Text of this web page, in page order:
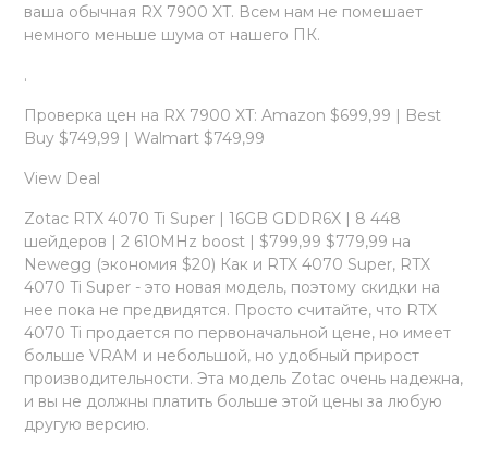
ваша обычная RX 7900 XT. Всем нам не помешает
немного меньше шума от нашего ПК.
.
Проверка цен на RX 7900 XT: Amazon $699,99 | Best
Buy $749,99 | Walmart $749,99
View Deal
Zotac RTX 4070 Ti Super | 16GB GDDR6X | 8 448
шейдеров | 2 610MHz boost | $799,99 $779,99 на
Newegg (экономия $20) Как и RTX 4070 Super, RTX
4070 Ti Super - это новая модель, поэтому скидки на
нее пока не предвидятся. Просто считайте, что RTX
4070 Ti продается по первоначальной цене, но имеет
больше VRAM и небольшой, но удобный прирост
производительности. Эта модель Zotac очень надежна,
и вы не должны платить больше этой цены за любую
другую версию.